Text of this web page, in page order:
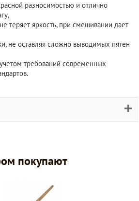
разносимостью и отлично
теряет яркость, при смешивании дает
не оставляя сложно выводимых пятен
требований современных
покупают